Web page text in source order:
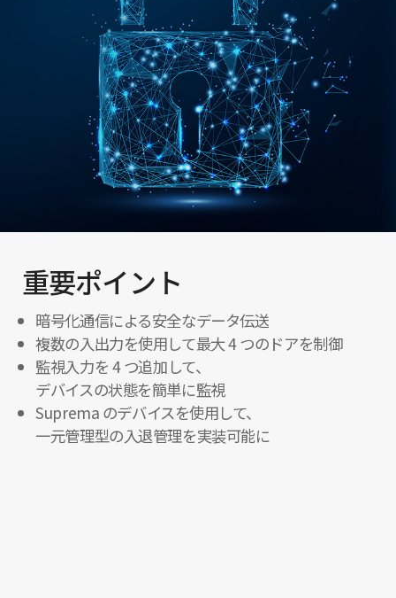
重要ポイント
暗号化通信による安全なデータ伝送
複数の入出力を使用して最大 4 つのドアを制御
監視入力を 4 つ追加して、
デバイスの状態を簡単に監視
Suprema のデバイスを使用して、
一元管理型の入退管理を実装可能に